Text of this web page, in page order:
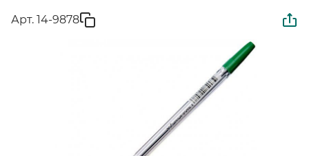
Арт. 14-9878